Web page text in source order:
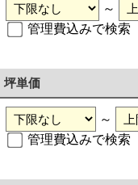
～
管理費込みで検索
坪単価
～
管理費込みで検索